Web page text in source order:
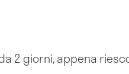
2 giorni, appena